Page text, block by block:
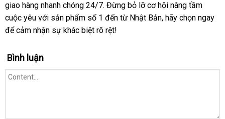
giao hàng nhanh chóng 24/7. Đừng bỏ lỡ cơ hội nâng tầm
cuộc yêu với sản phẩm số 1 đến từ Nhật Bản, hãy chọn ngay
để cảm nhận sự khác biệt rõ rệt!
Bình luận